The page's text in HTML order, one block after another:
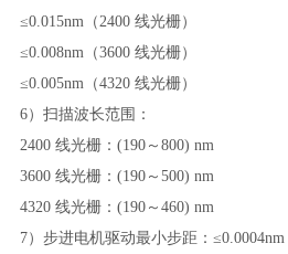
≤0.015nm（2400 线光栅）
≤0.008nm（3600 线光栅）
≤0.005nm（4320 线光栅）
6）扫描波长范围：
2400 线光栅：(190～800) nm
3600 线光栅：(190～500) nm
4320 线光栅：(190～460) nm
7）步进电机驱动最小步距：≤0.0004nm